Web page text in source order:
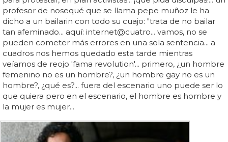
profesor de nosequé que se llama pepe muñoz le ha
dicho a un bailarin con todo su cuajo: "trata de no bailar
tan afeminado... aquí: internet@cuatro... vamos, no se
pueden cometer más errores en una sola sentencia... a
cuadros nos hemos quedado esta tarde mientras
veíamos de reojo 'fama revolution'... primero, ¿un hombre
femenino no es un hombre?, ¿un hombre gay no es un
hombre?, ¿qué es?... fuera del escenario uno puede ser lo
que quiera pero en el escenario, el hombre es hombre y
la mujer es mujer...